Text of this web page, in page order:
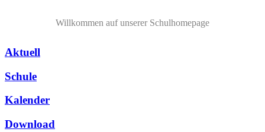
Willkommen auf unserer Schulhomepage
Aktuell
Schule
Kalender
Download